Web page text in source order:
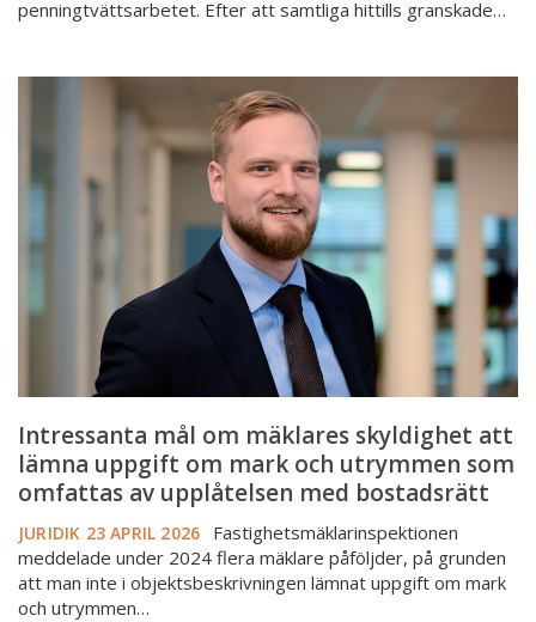
penningtvättsarbetet. Efter att samtliga hittills granskade…
Intressanta
skyldighet
lämna
om
utrymmen
som
omfattas
av
upplåtelsen
med
bostadsrätt
Intressanta mål om mäklares skyldighet att
lämna uppgift om mark och utrymmen som
omfattas av upplåtelsen med bostadsrätt
JURIDIK 23 APRIL 2026
Fastighetsmäklarinspektionen
meddelade under 2024 flera mäklare påföljder, på grunden
att man inte i objektsbeskrivningen lämnat uppgift om mark
och utrymmen…